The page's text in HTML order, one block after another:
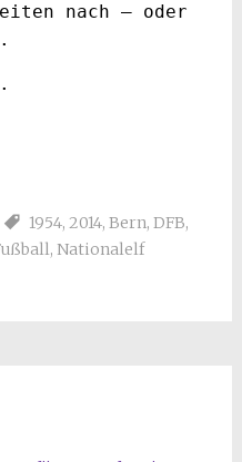
nach – oder
1954, 2014, Bern, DFB,
, Nationalelf